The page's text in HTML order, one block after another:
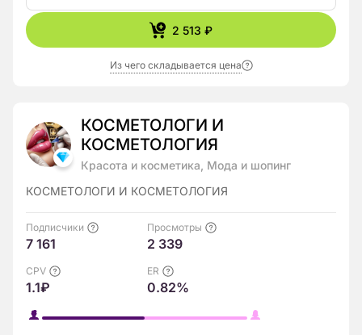
2 513 ₽
Из чего складывается цена
КОСМЕТОЛОГИ И
КОСМЕТОЛОГИЯ
Красота и косметика, Мода и шопинг
КОСМЕТОЛОГИ И КОСМЕТОЛОГИЯ
Подписчики
7 161
Просмотры
2 339
CPV
1.1₽
ER
0.82%